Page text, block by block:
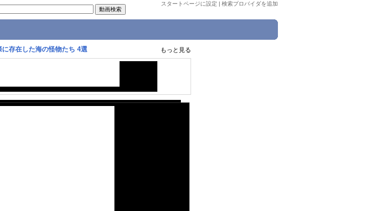
スタートページに設定 | 検索プロバイダを追加
に存在した海の怪物たち 4選 もっと見る